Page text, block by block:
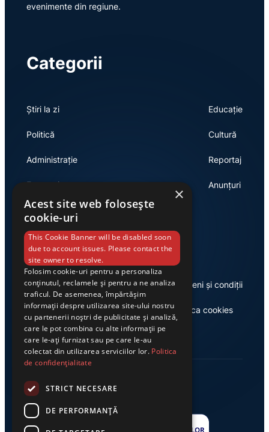
evenimente din regiune.
Categorii
Știri la zi
Politică
Administrație
Economie
Educație
Cultură
Reportaj
Anunțuri
Link-uri utile
Despre noi
Casa de editură Exclusiv
Termeni și condiții
Politica cookies
×
Acest site web folosește
cookie-uri
This Cookie Banner will be disabled soon
due to account issues. Please contact the
site owner to resolve.
Folosim cookie-uri pentru a personaliza
conținutul, reclamele și pentru a ne analiza
traficul. De asemenea, împărtășim
informații despre utilizarea site-ului nostru
cu partenerii noștri de publicitate și analiză,
care le pot combina cu alte informații pe
care le-ați furnizat sau pe care le-au
colectat din utilizarea serviciilor lor. Politica
de confidențialitate
STRICT NECESARE
DE PERFORMANȚĂ